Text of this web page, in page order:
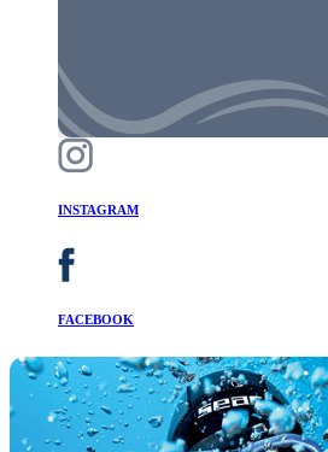
INSTAGRAM
FACEBOOK